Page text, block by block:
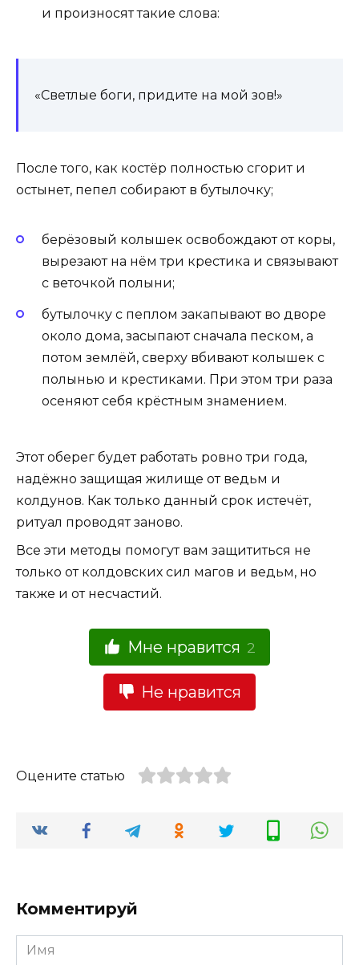
и произносят такие слова:
«Светлые боги, придите на мой зов!»
После того, как костёр полностью сгорит и
остынет, пепел собирают в бутылочку;
берёзовый колышек освобождают от коры,
вырезают на нём три крестика и связывают
с веточкой полыни;
бутылочку с пеплом закапывают во дворе
около дома, засыпают сначала песком, а
потом землёй, сверху вбивают колышек с
полынью и крестиками. При этом три раза
осеняют себя крёстным знамением.
Этот оберег будет работать ровно три года,
надёжно защищая жилище от ведьм и
колдунов. Как только данный срок истечёт,
ритуал проводят заново.
Все эти методы помогут вам защититься не
только от колдовских сил магов и ведьм, но
также и от несчастий.
Мне нравится 2
Не нравится
Оцените статью
Комментируй
Имя